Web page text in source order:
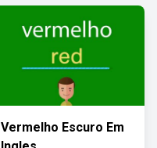
Vermelho Escuro Em